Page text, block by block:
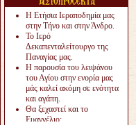
Η Ετήσια Ιεραποδημία μας
στην Τήνο και στην Άνδρο.
Το Ιερό
Δεκαπενταλείτουργο της
Παναγίας μας.
Η παρουσία του λειψάνου
του Αγίου στην ενορία μας
μάς καλεί ακόμη σε ενότητα
και αγάπη.
Θα ξεχαστεί και το
Ευαγγέλιο;